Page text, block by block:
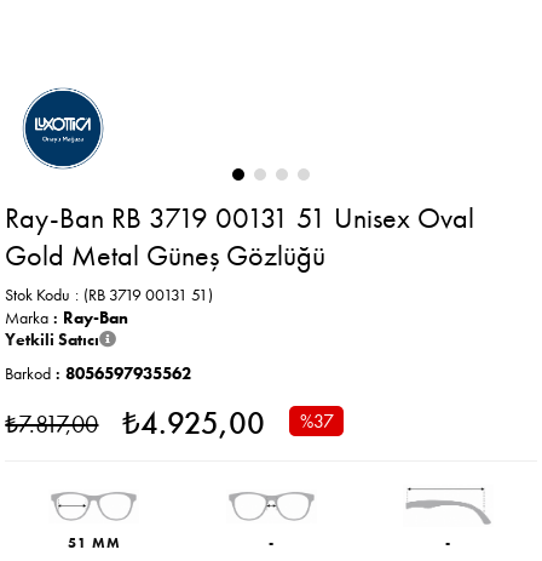
Ray-Ban RB 3719 00131 51 Unisex Oval
Gold Metal Güneş Gözlüğü
(RB 3719 00131 51)
Stok Kodu
Marka : Ray-Ban
Yetkili Satıcı
Barkod : 8056597935562
₺7.817,00 ₺4.925,00 %37
51 MM - -